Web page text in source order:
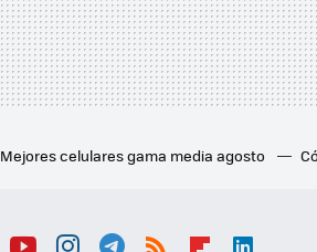
Mejores celulares gama media agosto